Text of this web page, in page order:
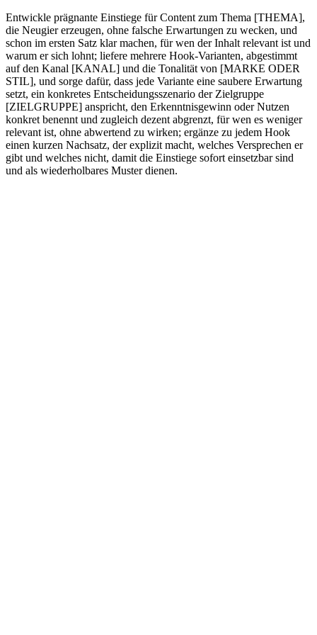
Entwickle prägnante Einstiege für Content zum Thema [THEMA],
die Neugier erzeugen, ohne falsche Erwartungen zu wecken, und
schon im ersten Satz klar machen, für wen der Inhalt relevant ist und
warum er sich lohnt; liefere mehrere Hook-Varianten, abgestimmt
auf den Kanal [KANAL] und die Tonalität von [MARKE ODER
STIL], und sorge dafür, dass jede Variante eine saubere Erwartung
setzt, ein konkretes Entscheidungsszenario der Zielgruppe
[ZIELGRUPPE] anspricht, den Erkenntnisgewinn oder Nutzen
konkret benennt und zugleich dezent abgrenzt, für wen es weniger
relevant ist, ohne abwertend zu wirken; ergänze zu jedem Hook
einen kurzen Nachsatz, der explizit macht, welches Versprechen er
gibt und welches nicht, damit die Einstiege sofort einsetzbar sind
und als wiederholbares Muster dienen.